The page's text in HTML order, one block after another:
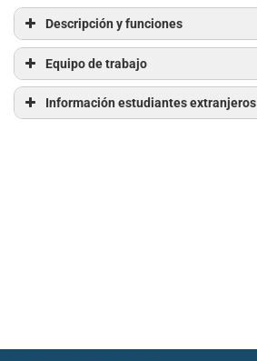
Descripción y funciones
Equipo de trabajo
Información estudiantes extranjeros